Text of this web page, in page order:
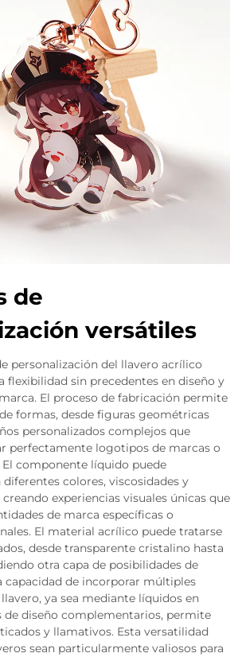
de
versátiles
personalización del llavero acrílico
flexibilidad sin precedentes en diseño y
El proceso de fabricación permite
formas, desde figuras geométricas
personalizados complejos que
perfectamente logotipos de marcas o
componente líquido puede
diferentes colores, viscosidades y
experiencias visuales únicas que
de marca específicas o
El material acrílico puede tratarse
desde transparente cristalino hasta
otra capa de posibilidades de
capacidad de incorporar múltiples
ya sea mediante líquidos en
de diseño complementarios, permite
y llamativos. Esta versatilidad
sean particularmente valiosos para